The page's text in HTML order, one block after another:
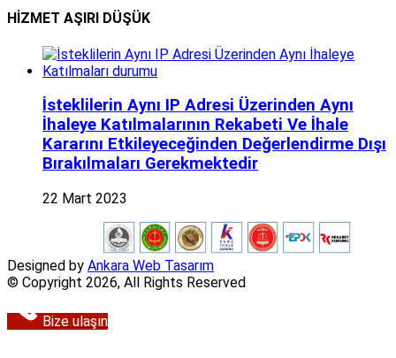
HİZMET AŞIRI DÜŞÜK
İsteklilerin Aynı IP Adresi Üzerinden Aynı
İhaleye Katılmalarının Rekabeti Ve İhale
Kararını Etkileyeceğinden Değerlendirme Dışı
Bırakılmaları Gerekmektedir
22 Mart 2023
Designed by Ankara Web Tasarım
© Copyright 2026, All Rights Reserved
Bize ulaşın